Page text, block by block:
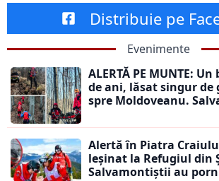
Distribuie pe
Evenimente
ALERTĂ PE MUNTE:
de ani, lăsat singur de
spre Moldoveanu.
Alertă în Piatra
leșinat la Refugiul din
Salvamontiștii au